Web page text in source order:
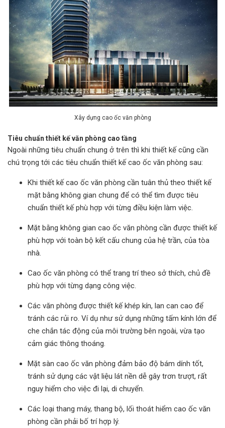
Xây dựng cao ốc văn phòng
Tiêu chuẩn thiết kế văn phòng cao tầng
Ngoài những tiêu chuẩn chung ở trên thì khi thiết kế cũng cần
chú trọng tới các tiêu chuẩn thiết kế cao ốc văn phòng sau:
Khi thiết kế cao ốc văn phòng cần tuân thủ theo thiết kế
mặt bằng không gian chung để có thể tìm được tiêu
chuẩn thiết kế phù hợp với từng điều kiện làm việc.
Mặt bằng không gian cao ốc văn phòng cần được thiết kế
phù hợp với toàn bộ kết cấu chung của hệ trần, của tòa
nhà.
Cao ốc văn phòng có thể trang trí theo sở thích, chủ đề
phù hợp với từng dạng công việc.
Các văn phòng được thiết kế khép kín, lan can cao để
tránh các rủi ro. Ví dụ như sử dụng những tấm kính lớn để
che chắn tác động của môi trường bên ngoài, vừa tạo
cảm giác thông thoáng.
Mặt sàn cao ốc văn phòng đảm bảo độ bám dính tốt,
tránh sử dụng các vật liệu lát nền dễ gây trơn trượt, rất
nguy hiểm cho việc đi lại, di chuyển.
Các loại thang máy, thang bộ, lối thoát hiểm cao ốc văn
phòng cần phải bố trí hợp lý.